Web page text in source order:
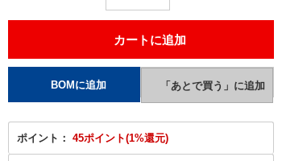
ポイント： 45ポイント(1%還元)